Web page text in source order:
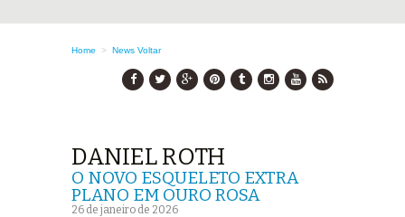
Home > News Voltar
DANIEL ROTH
O NOVO ESQUELETO EXTRA
PLANO EM OURO ROSA
26 de janeiro de 2026